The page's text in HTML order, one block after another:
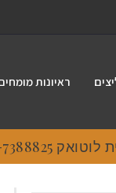
ראיונות
7388825.